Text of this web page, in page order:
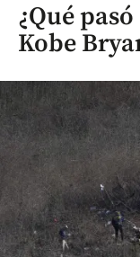
¿Qué
Kobe